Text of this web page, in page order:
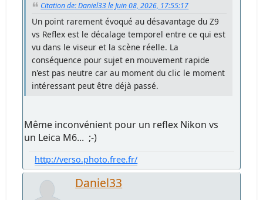
Citation de: Daniel33 le Juin 08, 2026, 17:55:17
Un point rarement évoqué au désavantage du Z9
vs Reflex est le décalage temporel entre ce qui est
vu dans le viseur et la scène réelle. La
conséquence pour sujet en mouvement rapide
n'est pas neutre car au moment du clic le moment
intéressant peut être déjà passé.
Même inconvénient pour un reflex Nikon vs
un Leica M6... ;-)
http://verso.photo.free.fr/
Daniel33